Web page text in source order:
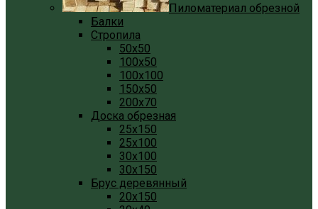
Пиломатериал обрезной
Балки
Стропила
50x50
100x50
100x100
150x50
200x70
Доска обрезная
25x150
25x100
30x100
30x150
Брус деревянный
20x150